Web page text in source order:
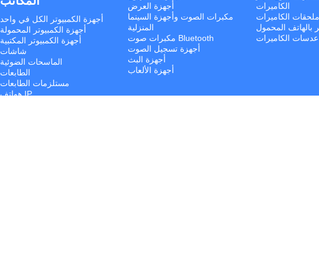
أجهزة الكمبيوتر الكل في واحد
أجهزة الكمبيوتر المحمولة
أجهزة الكمبيوتر المكتبية
شاشات
الماسحات الضوئية
الطابعات
مستلزمات الطابعات
هواتف IP
أجهزة العرض
مكبرات الصوت وأجهزة السينما
المنزلية
مكبرات صوت Bluetooth
أجهزة تسجيل الصوت
أجهزة البث
أجهزة الألعاب
الكاميرات
ملحقات الكاميرات
بالهاتف المحمول
عدسات الكاميرات